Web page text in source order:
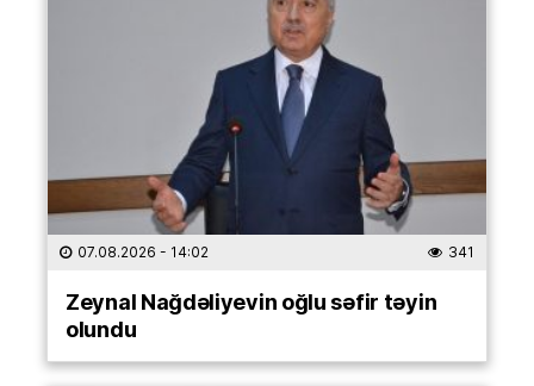
07.08.2026 - 14:02 341
Zeynal Nağdəliyevin oğlu səfir təyin
olundu